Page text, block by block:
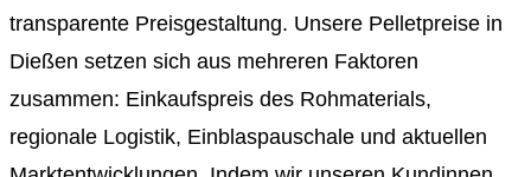
transparente Preisgestaltung. Unsere Pelletpreise in
Dießen setzen sich aus mehreren Faktoren
zusammen: Einkaufspreis des Rohmaterials,
regionale Logistik, Einblaspauschale und aktuellen